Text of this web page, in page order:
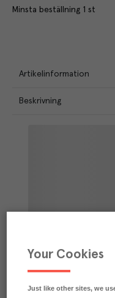
Minsta beställning 1 st
Artikelinformation
Beskrivning
Your Cookies
Just like other sites, we